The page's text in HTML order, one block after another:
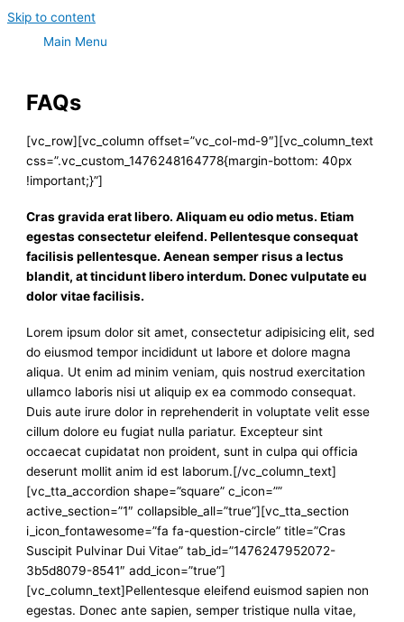
Skip to content
Main Menu
FAQs
[vc_row][vc_column offset=”vc_col-md-9″][vc_column_text
css=”.vc_custom_1476248164778{margin-bottom: 40px
!important;}”]
Cras gravida erat libero. Aliquam eu odio metus. Etiam
egestas consectetur eleifend. Pellentesque consequat
facilisis pellentesque. Aenean semper risus a lectus
blandit, at tincidunt libero interdum. Donec vulputate eu
dolor vitae facilisis.
Lorem ipsum dolor sit amet, consectetur adipisicing elit, sed
do eiusmod tempor incididunt ut labore et dolore magna
aliqua. Ut enim ad minim veniam, quis nostrud exercitation
ullamco laboris nisi ut aliquip ex ea commodo consequat.
Duis aute irure dolor in reprehenderit in voluptate velit esse
cillum dolore eu fugiat nulla pariatur. Excepteur sint
occaecat cupidatat non proident, sunt in culpa qui officia
deserunt mollit anim id est laborum.[/vc_column_text]
[vc_tta_accordion shape=”square” c_icon=””
active_section=”1″ collapsible_all=”true”][vc_tta_section
i_icon_fontawesome=”fa fa-question-circle” title=”Cras
Suscipit Pulvinar Dui Vitae” tab_id=”1476247952072-
3b5d8079-8541″ add_icon=”true”]
[vc_column_text]Pellentesque eleifend euismod sapien non
egestas. Donec ante sapien, semper tristique nulla vitae,